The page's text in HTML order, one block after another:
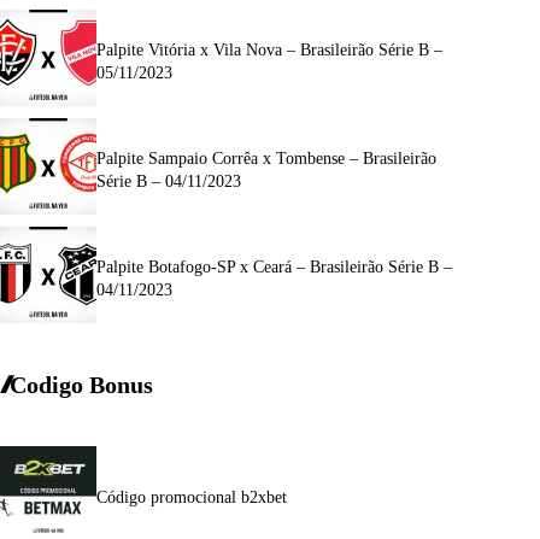
Palpite Vitória x Vila Nova – Brasileirão Série B –
05/11/2023
Palpite Sampaio Corrêa x Tombense – Brasileirão
Série B – 04/11/2023
Palpite Botafogo-SP x Ceará – Brasileirão Série B –
04/11/2023
Codigo Bonus
Código promocional b2xbet